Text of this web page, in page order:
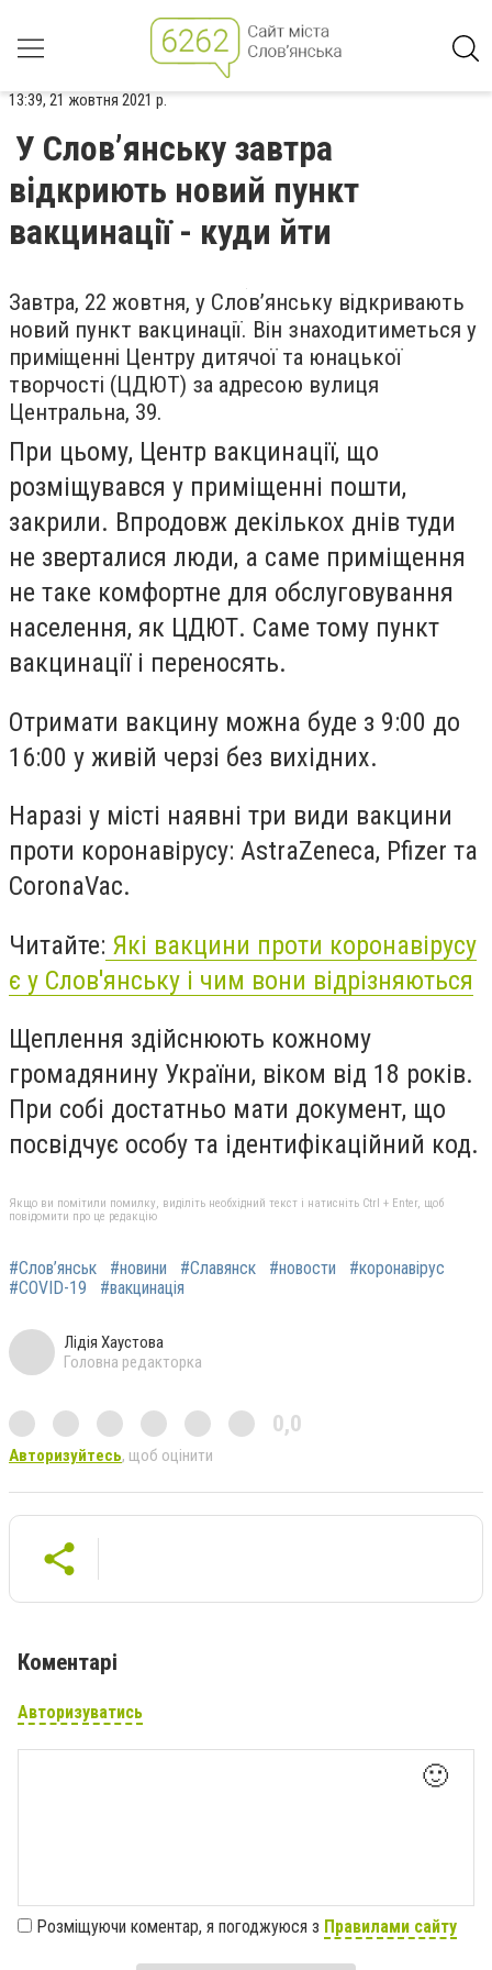
13:39, 21 жовтня 2021 р.
У Слов’янську завтра
відкриють новий пункт
вакцинації - куди йти
Завтра, 22 жовтня, у Слов’янську відкривають
новий пункт вакцинації. Він знаходитиметься у
приміщенні Центру дитячої та юнацької
творчості (ЦДЮТ) за адресою вулиця
Центральна, 39.
При цьому, Центр вакцинації, що
розміщувався у приміщенні пошти,
закрили. Впродовж декількох днів туди
не зверталися люди, а саме приміщення
не таке комфортне для обслуговування
населення, як ЦДЮТ. Саме тому пункт
вакцинації і переносять.
Отримати вакцину можна буде з 9:00 до
16:00 у живій черзі без вихідних.
Наразі у місті наявні три види вакцини
проти коронавірусу: AstraZeneca, Pfizer та
CoronaVac.
Читайте: Які вакцини проти коронавірусу
є у Слов'янську і чим вони відрізняються
Щеплення здійснюють кожному
громадянину України, віком від 18 років.
При собі достатньо мати документ, що
посвідчує особу та ідентифікаційний код.
Якщо ви помітили помилку, виділіть необхідний текст і натисніть Ctrl + Enter, щоб
повідомити про це редакцію
#Слов’янськ #новини #Славянск #новости
#коронавірус
#COVID-19
#вакцинація
Лідія Хаустова
Головна редакторка
0,0
Авторизуйтесь, щоб оцінити
Коментарі
Авторизуватись
🙂
Розміщуючи коментар, я погоджуюся з Правилами сайту